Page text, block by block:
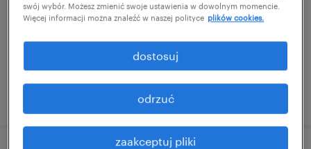
praca stała
opublikowano 6 sierpnia 2026
swój wybór. Możesz zmienić swoje ustawienia w dowolnym momencie.
Więcej informacji można znaleźć w naszej polityce plików cookies.
zaakceptuj pliki
odrzuć
dostosuj